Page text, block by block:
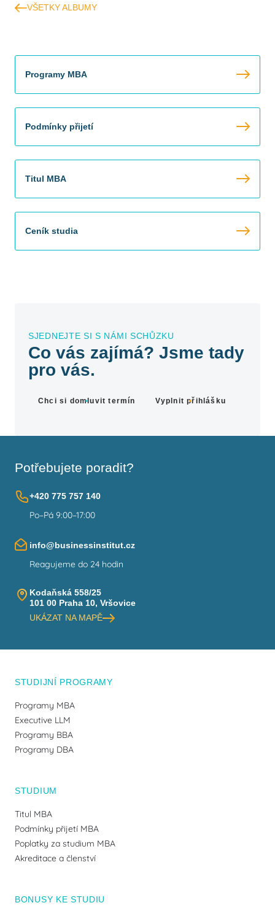
VŠETKY ALBUMY
Programy MBA
Podmínky přijetí
Titul MBA
Ceník studia
SJEDNEJTE SI S NÁMI SCHŮZKU
Co vás zajímá? Jsme tady
pro vás.
Chci si domluvit termín Vyplnit přihlášku
Potřebujete poradit?
+420 775 757 140
Po–Pá 9:00–17:00
info@businessinstitut.cz
Reagujeme do 24 hodin
Kodaňská 558/25
101 00 Praha 10, Vršovice
UKÁZAT NA MAPĚ
STUDIJNÍ PROGRAMY
Programy MBA
Executive LLM
Programy BBA
Programy DBA
STUDIUM
Titul MBA
Podmínky přijetí MBA
Poplatky za studium MBA
Akreditace a členství
BONUSY KE STUDIU